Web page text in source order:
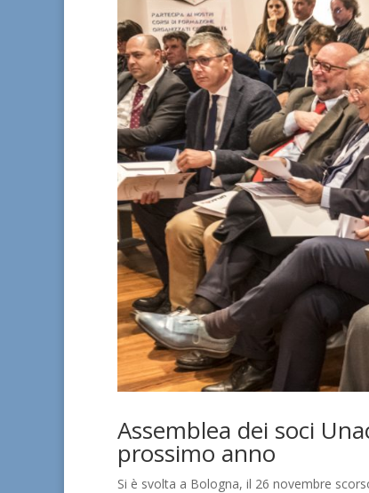
Assemblea dei soci
prossimo anno
Si è svolta a Bologna, il 26 novembre